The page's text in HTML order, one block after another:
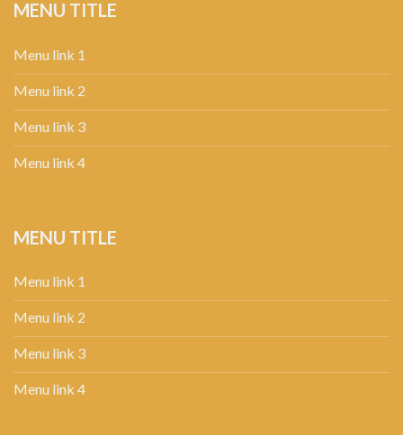
MENU TITLE
Menu link 1
Menu link 2
Menu link 3
Menu link 4
MENU TITLE
Menu link 1
Menu link 2
Menu link 3
Menu link 4